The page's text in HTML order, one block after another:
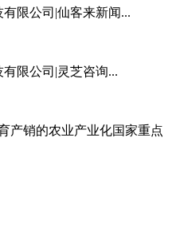
限公司|仙客来新闻...
限公司|灵芝咨询...
产销的农业产业化国家重点